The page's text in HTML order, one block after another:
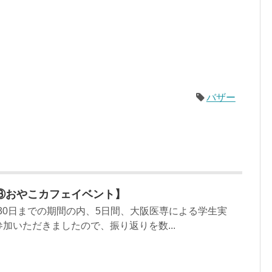
バザー
やこカフェイベント】
日までの期間の内、5日間、大阪医専による学生実
いただきましたので、振り返りを数...